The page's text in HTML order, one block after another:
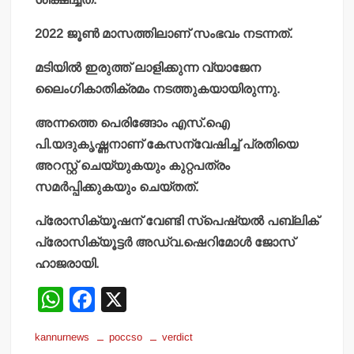
2022 ജൂണ്‍ മാസത്തിലാണ് സംഭവം നടന്നത്.
മടിയില്‍ ഇരുത്ത് ലാളിക്കുന്ന വ്യാജേന
ലൈംഗികാതിക്രമം നടത്തുകയായിരുന്നു.
അന്നത്തെ പെരിങ്ങോം എസ്.ഐ
പി.യദുകൃഷ്ണനാണ് കേസന്വേഷിച്ച് പ്രതിയെ
അറസ്റ്റ് ചെയ്യുകയും കുറ്റപത്രം
സമര്‍പ്പിക്കുകയും ചെയ്തത്.
പ്രോസിക്യൂഷന് വേണ്ടി സ്‌പെഷ്യല്‍ പബ്ലിക്
പ്രോസിക്യൂട്ടര്‍ അഡ്വ.ഷെറിമോള്‍ ജോസ്
ഹാജരായി.
W
F
kannurnews poccso verdict